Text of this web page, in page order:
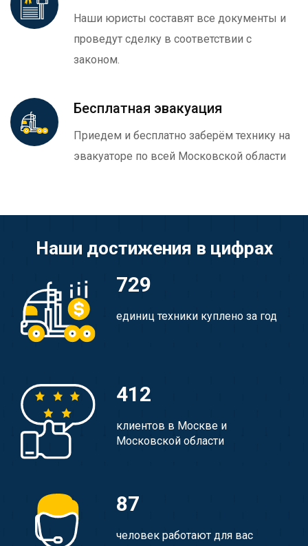
Наши юристы составят все документы и
проведут сделку в соответствии с
законом.
Бесплатная эвакуация
Приедем и бесплатно заберём технику на
эвакуаторе по всей Московской области
Наши достижения в цифрах
729
единиц техники куплено за год
412
клиентов в Москве и
Московской области
87
человек работают для вас